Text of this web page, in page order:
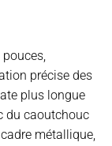
précise des
plus longue
du caoutchouc
métallique,